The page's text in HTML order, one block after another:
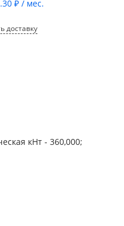
₽ / мес.
доставку
кНт - 360,000;